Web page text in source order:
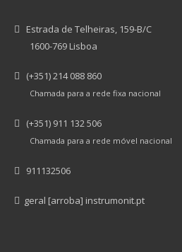
Estrada de Telheiras, 159-B/C
1600-769 Lisboa
(+351) 214 088 860
Chamada para a rede fixa nacional
(+351) 911 132 506
Chamada para a rede móvel nacional
911132506
geral [arroba] instrumonit.pt